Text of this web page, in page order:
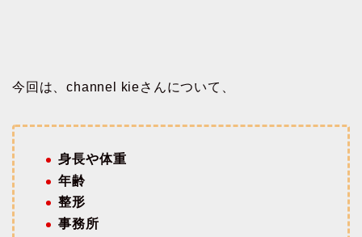
今回は、channel kieさんについて、
身長や体重
年齢
整形
事務所